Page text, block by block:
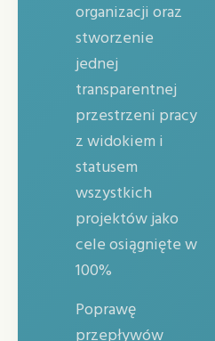
organizacji oraz
stworzenie
jednej
transparentnej
przestrzeni pracy
z widokiem i
statusem
wszystkich
projektów jako
cele osiągnięte w
100%
Poprawę
przepływów